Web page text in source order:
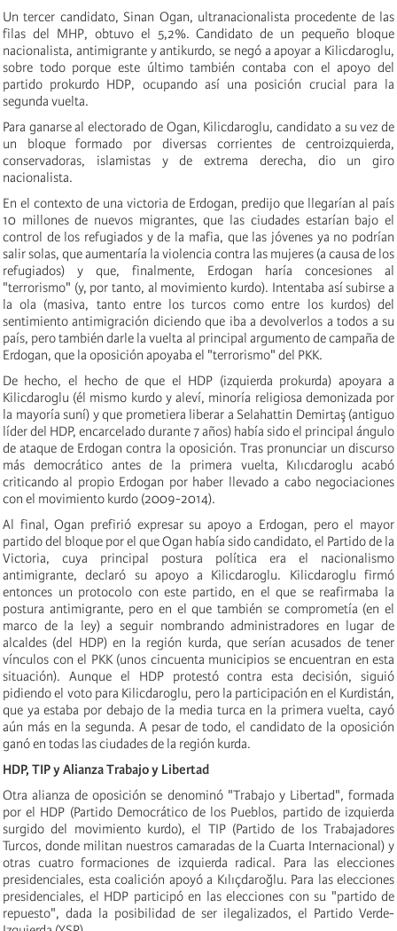
Un tercer candidato, Sinan Ogan, ultranacionalista procedente de las
filas del MHP, obtuvo el 5,2%.Candidato de un pequeño bloque
nacionalista, antimigrante y antikurdo,se negóa apoyar a Kilicdaroglu,
sobre todo porque este último también contaba con el apoyo del
partido prokurdo HDP, ocupandoasí una posición crucial para la
segunda vuelta.
Para ganarse al electorado de Ogan, Kilicdaroglu, candidato a su vez de
un bloque formado por diversas corrientes de centroizquierda,
conservadoras, islamistas y de extrema derecha, dio un giro
nacionalista.
En el contexto de una victoria de Erdogan, predijo que llegarían al país
10 millones de nuevos migrantes, que las ciudades estarían bajo el
control de los refugiados y de la mafia, que las jóvenes ya no podrían
salir solas, que aumentaría la violencia contra las mujeres (a causa de los
refugiados) y que, finalmente, Erdogan haría concesiones al
"terrorismo" (y, por tanto, al movimiento kurdo). Intentaba así subirse a
la ola (masiva, tanto entre los turcos como entre los kurdos) del
sentimiento antimigración diciendo que iba a devolverlos a todos a su
país, pero también darle la vuelta al principal argumento de campaña de
Erdogan, que la oposición apoyaba el "terrorismo" del PKK.
De hecho, el hecho de que el HDP (izquierda prokurda) apoyara a
Kilicdaroglu (él mismo kurdo y aleví, minoría religiosa demonizada por
la mayoría suní) y que prometiera liberar a Selahattin Demirtaş (antiguo
líder del HDP, encarcelado durante 7 años) había sido el principal ángulo
de ataque de Erdogan contra la oposición. Tras pronunciar un discurso
más democrático antes de la primera vuelta, Kılıcdaroglu acabó
criticando al propio Erdogan por haber llevado a cabo negociaciones
con el movimiento kurdo (2009-2014).
Al final, Ogan prefirió expresar su apoyo a Erdogan, pero el mayor
partido del bloque por el que Ogan había sido candidato, el Partido de la
Victoria, cuya principal postura política era el nacionalismo
antimigrante, declaró su apoyo a Kilicdaroglu. Kilicdaroglu firmó
entonces un protocolo con este partido, en el que se reafirmaba la
postura antimigrante, pero en el que también se comprometía (en el
marco de la ley) a seguir nombrando administradores en lugar de
alcaldes (del HDP) en la región kurda, que serían acusados de tener
vínculos con el PKK (unos cincuenta municipios se encuentran en esta
situación). Aunque el HDP protestó contra esta decisión, siguió
pidiendo el voto para Kilicdaroglu, pero la participación en el Kurdistán,
que ya estaba por debajo de la media turca en la primera vuelta, cayó
aún más en la segunda. A pesar de todo, el candidato de la oposición
ganó en todas las ciudades de la región kurda.
HDP, TIP y Alianza Trabajo y Libertad
Otra alianza de oposición se denominó "Trabajo y Libertad", formada
por el HDP (Partido Democrático de los Pueblos, partido de izquierda
surgido del movimiento kurdo), el TIP (Partido de los Trabajadores
Turcos, donde militan nuestros camaradas de la Cuarta Internacional) y
otras cuatro formaciones de izquierda radical. Para las elecciones
presidenciales, esta coalición apoyó a Kılıçdaroğlu. Para las elecciones
presidenciales, el HDP participó en las elecciones con su "partido de
repuesto", dada la posibilidad de ser ilegalizados, el Partido Verde-